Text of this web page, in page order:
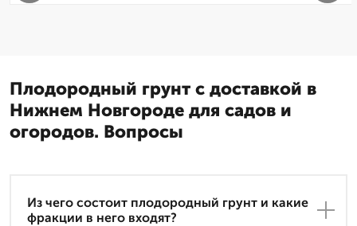
Плодородный грунт с доставкой в
Нижнем Новгороде для садов и
огородов. Вопросы
Из чего состоит плодородный грунт и какие
фракции в него входят?